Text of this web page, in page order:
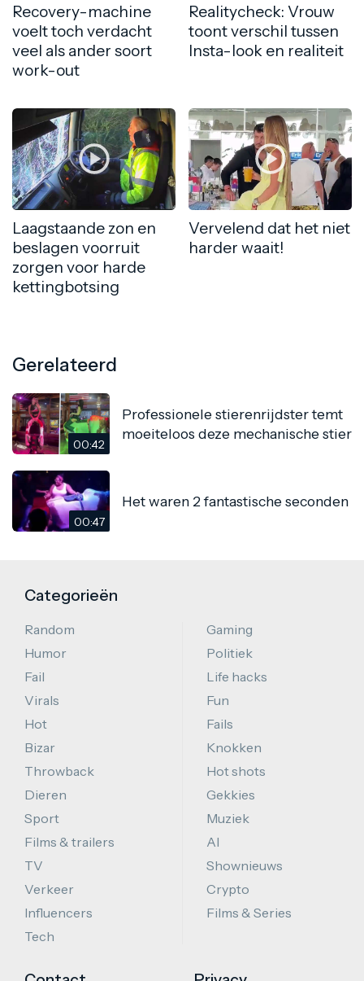
Recovery-machine
voelt toch verdacht
veel als ander soort
work-out
Realitycheck: Vrouw
toont verschil tussen
Insta-look en realiteit
Laagstaande zon en
beslagen voorruit
zorgen voor harde
kettingbotsing
Vervelend dat het niet
harder waait!
Gerelateerd
00:42
Professionele stierenrijdster temt
moeiteloos deze mechanische stier
00:47
Het waren 2 fantastische seconden
Categorieën
Random
Humor
Fail
Virals
Hot
Bizar
Throwback
Dieren
Sport
Films & trailers
TV
Verkeer
Influencers
Tech
Gaming
Politiek
Life hacks
Fun
Fails
Knokken
Hot shots
Gekkies
Muziek
AI
Shownieuws
Crypto
Films & Series